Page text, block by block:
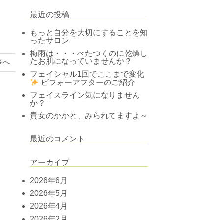
へ
最近の投稿
もっと自分を大切にすることを知
ったサロン
梅雨は・・・べたつくのに乾燥し
たお肌になっていませんか？
フェイシャル1回でここまで変化
ビフォーアフターのご紹介
フェイスライン気になりません
か？
貴女のかかと、みられてますよ～
最近のコメント
アーカイブ
2026年6月
2026年5月
2026年4月